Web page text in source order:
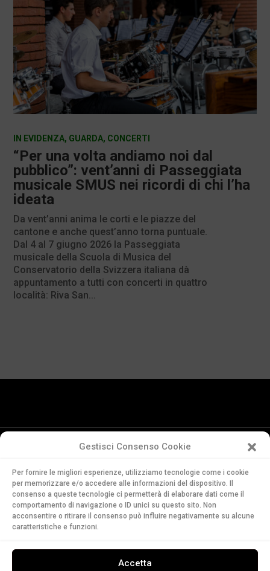
Gestisci Consenso Cookie
Per fornire le migliori esperienze, utilizziamo tecnologie come i cookie
per memorizzare e/o accedere alle informazioni del dispositivo. Il
consenso a queste tecnologie ci permetterà di elaborare dati come il
comportamento di navigazione o ID unici su questo sito. Non
acconsentire o ritirare il consenso può influire negativamente su alcune
caratteristiche e funzioni.
Accetta
“Per una volta andiamo noi dal
pubblico”: vent’anni di Passeggiata
musicale SMUS nei ricordi di chi l’ha
ideata
IN EVIDENZA, GUARDA, CONCERTI
Da vent’anni anima le corti e le piazze del
cantone e anche quest’anno torna puntuale.
Dal 4 al 7 giugno 2026 la Passeggiata
musicale della Scuola di Musica del
Conservatorio della Svizzera italiana dà
appuntamento a tutti con concerti in quattro
località: Riva San...
della Svizzera Italiana
Via Soldino 9
CH-6900 Lugano
T. +41 91 960 30 40
LEGGI